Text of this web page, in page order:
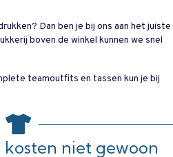
Dan ben je bij ons aan het juiste
boven de winkel kunnen we snel
teamoutfits en tassen kun je bij
niet gewoon